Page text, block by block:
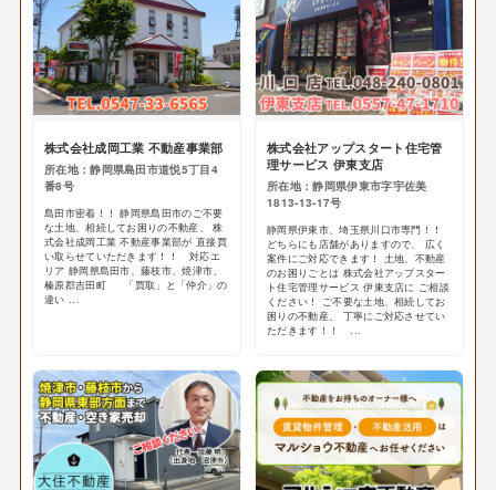
株式会社成岡工業 不動産事業部
所在地：静岡県島田市道悦5丁目4
番8号
島田市密着！！ 静岡県島田市のご不要
な土地、相続してお困りの不動産、 株
式会社成岡工業 不動産事業部が 直接買
い取らせていただきます！！ 対応エ
リア 静岡県島田市、藤枝市、焼津市、
榛原郡吉田町 「買取」と「仲介」の
違い ...
株式会社アップスタート住宅管
理サービス 伊東支店
所在地：静岡県伊東市字宇佐美
1813-13-17号
静岡県伊東市、埼玉県川口市専門！！
どちらにも店舗がありますので、 広く
案件にご対応できます！ 土地、不動産
のお困りごとは 株式会社アップスター
ト住宅管理サービス 伊東支店に ご相談
ください！ ご不要な土地、相続してお
困りの不動産、 丁寧にご対応させてい
ただきます！！ ...